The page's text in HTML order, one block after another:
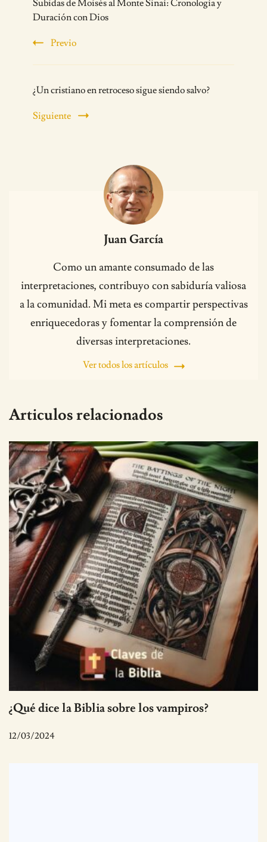
Navigation
Subidas de Moisés al Monte Sinaí: Cronología y
Duración con Dios
Previo
¿Un cristiano en retroceso sigue siendo salvo?
Siguiente
Juan García
Como un amante consumado de las
interpretaciones, contribuyo con sabiduría valiosa
a la comunidad. Mi meta es compartir perspectivas
enriquecedoras y fomentar la comprensión de
diversas interpretaciones.
Ver todos los artículos
Articulos relacionados
¿Qué dice la Biblia sobre los vampiros?
12/03/2024